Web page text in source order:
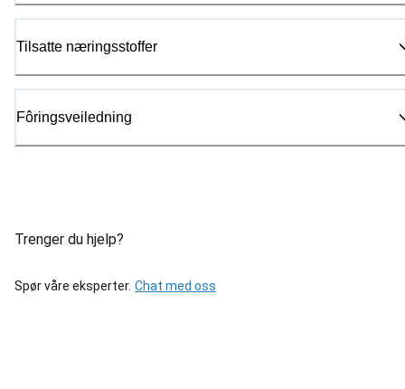
Tilsatte næringsstoffer
Fôringsveiledning
Trenger du hjelp?
Spør våre eksperter. Chat med oss